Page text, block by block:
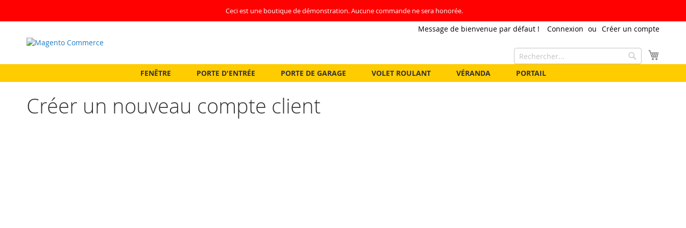
Ceci est une boutique de démonstration. Aucune commande ne sera honorée.
au
contenu
Message de bienvenue par défaut ! Connexion Créer un compte
Rechercher
FENÊTRE PORTE D'ENTRÉE PORTE DE GARAGE VOLET ROULANT VÉRANDA PORTAIL
Créer un nouveau compte client